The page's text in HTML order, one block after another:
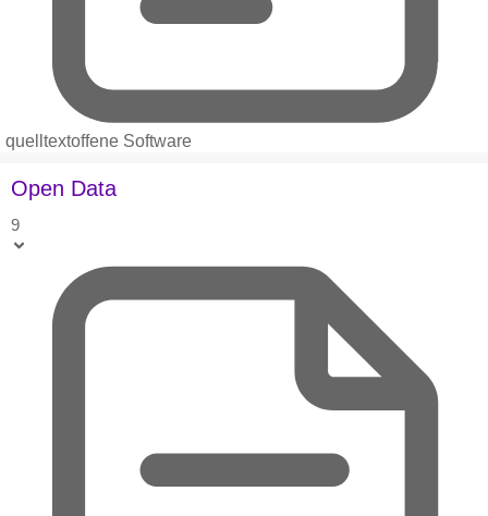
quelltextoffene Software
Open Data
9